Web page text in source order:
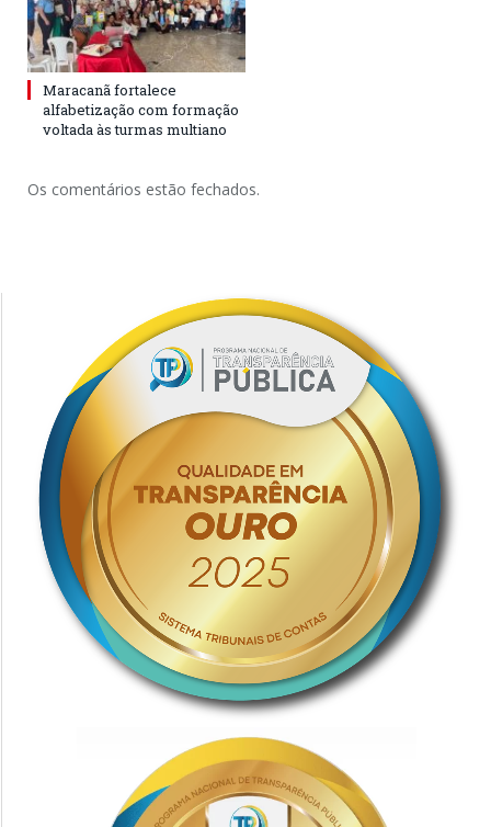
Maracanã fortalece
alfabetização com formação
voltada às turmas multiano
Os comentários estão fechados.